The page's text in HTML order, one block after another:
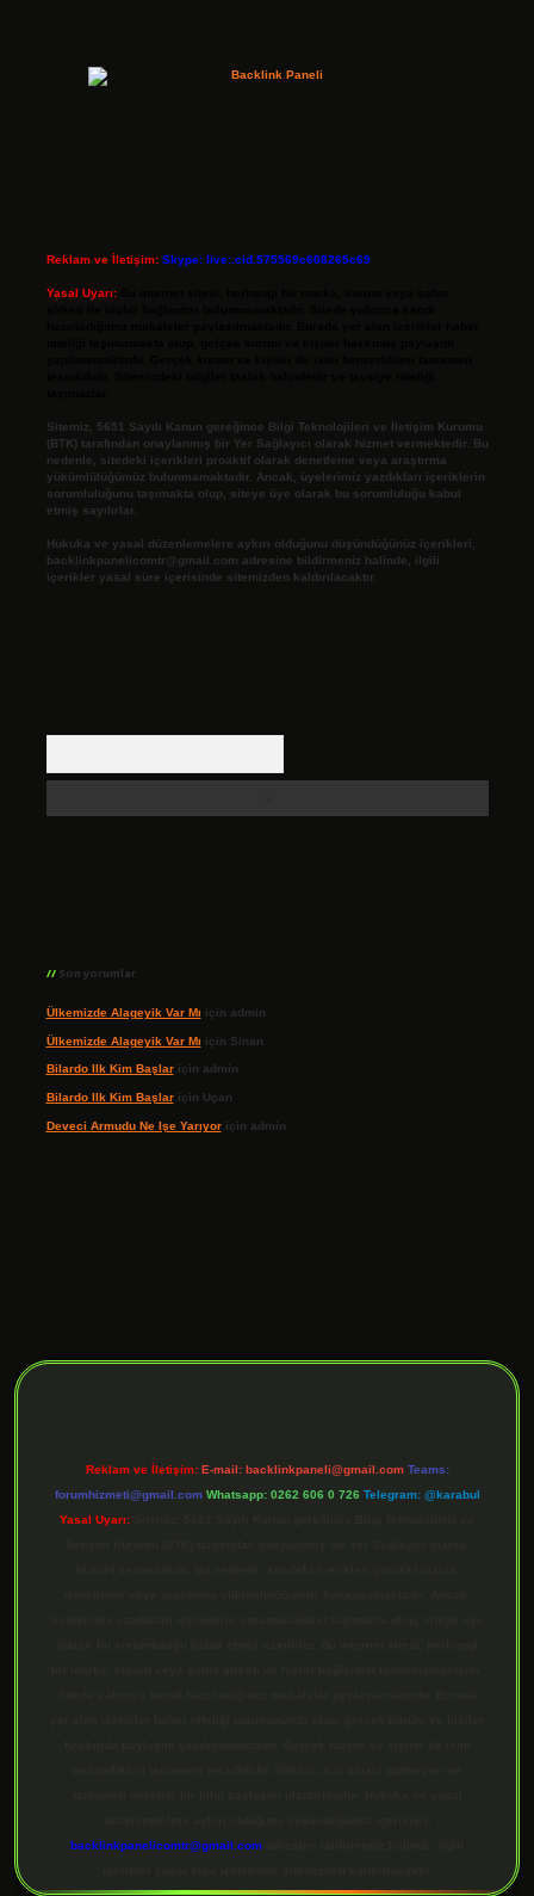
Reklam ve İletişim: Skype: live:.cid.575569c608265c69
Yasal Uyarı:
Sitemiz, 5651 Sayılı Kanun gereğince Bilgi Teknolojileri ve İletişim Kurumu
(BTK) tarafından onaylanmış bir Yer Sağlayıcı olarak hizmet vermektedir. Bu
nedenle, sitedeki içerikleri proaktif olarak denetleme veya araştırma
yükümlülüğümüz bulunmamaktadır. Ancak, üyelerimiz yazdıkları içeriklerin
sorumluluğunu taşımakta olup, siteye üye olarak bu sorumluluğu kabul
etmiş sayılırlar.
Hukuka ve yasal düzenlemelere aykırı olduğunu düşündüğünüz içerikleri,
backlinkpanelicomtr@gmail.com adresine bildirmeniz halinde, ilgili
içerikler yasal süre içerisinde sitemizden kaldırılacaktır.
Son yorumlar
Ülkemizde Alageyik Var Mı için admin
Ülkemizde Alageyik Var Mı için Sinan
Bilardo Ilk Kim Başlariçin admin
Bilardo Ilk Kim Başlariçin Uçan
Deveci Armudu Ne Işe Yarıyoriçin admin
Reklam ve İletişim: E-mail: backlinkpaneli@gmail.com Teams:
forumhizmeti@gmail.com Whatsapp: 0262 606 0 726 Telegram: @karabul
Yasal Uyarı:
backlinkpanelicomtr@gmail.com